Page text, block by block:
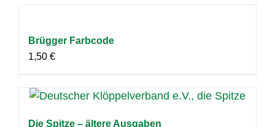
Brügger Farbcode
1,50 €
Die Spitze – ältere Ausgaben